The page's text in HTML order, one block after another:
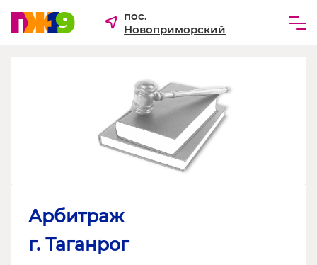
пос.
Новоприморский
Для ТСЖ и УК
О компании
Арбитраж
г. Таганрог